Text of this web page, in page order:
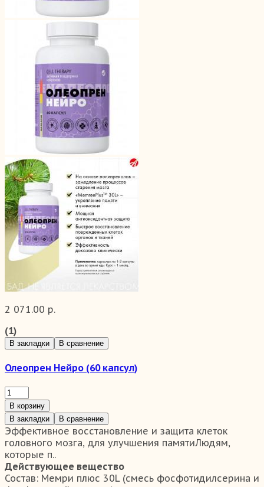
2 071.00 р.
(1)
В закладки В сравнение
Олеопрен Нейро (60 капсул)
В корзину
В закладки
В сравнение
Эффективное восстановление и защита клеток
головного мозга, для улучшения памятиЛюдям,
которые п..
Действующее вещество
Состав: Мемри плюс 30L (смесь фосфотидилсерина и